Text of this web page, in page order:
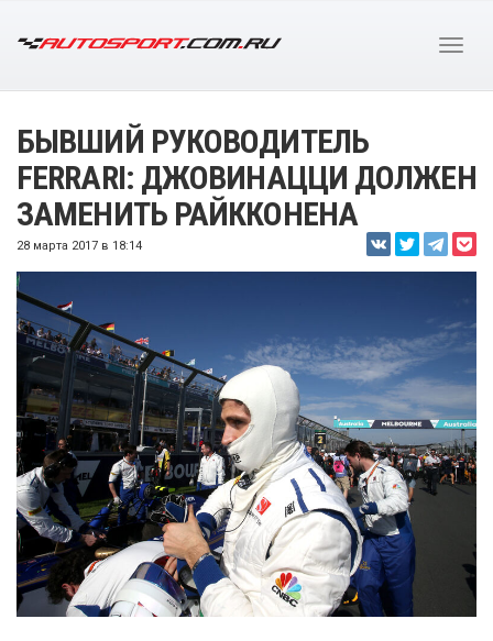
БЫВШИЙ РУКОВОДИТЕЛЬ
FERRARI: ДЖОВИНАЦЦИ ДОЛЖЕН
ЗАМЕНИТЬ РАЙККОНЕНА
28 марта 2017 в 18:14